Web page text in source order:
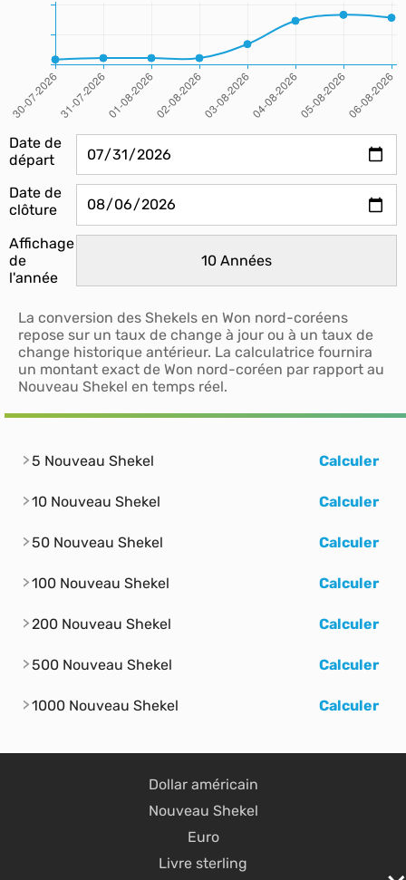
Date de
départ
Date de
clôture
Affichage
de
l'année
La conversion des Shekels en Won nord-coréens
repose sur un taux de change à jour ou à un taux de
change historique antérieur. La calculatrice fournira
un montant exact de Won nord-coréen par rapport au
Nouveau Shekel en temps réel.
5 Nouveau Shekel Calculer
10 Nouveau Shekel Calculer
50 Nouveau Shekel Calculer
100 Nouveau Shekel Calculer
200 Nouveau Shekel Calculer
500 Nouveau Shekel Calculer
1000 Nouveau Shekel Calculer
Dollar américain
Nouveau Shekel
Euro
Livre sterling